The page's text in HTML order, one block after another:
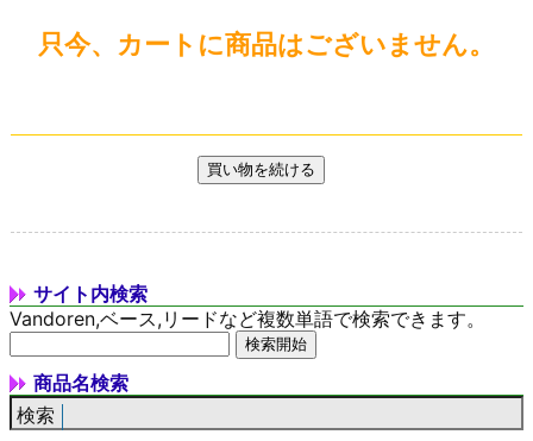
只今、カートに商品はございません。
サイト内検索
Vandoren,ベース,リードなど複数単語で検索できます。
商品名検索